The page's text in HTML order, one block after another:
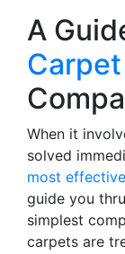
A
When it
solved
most
guide you
simplest
carpets are